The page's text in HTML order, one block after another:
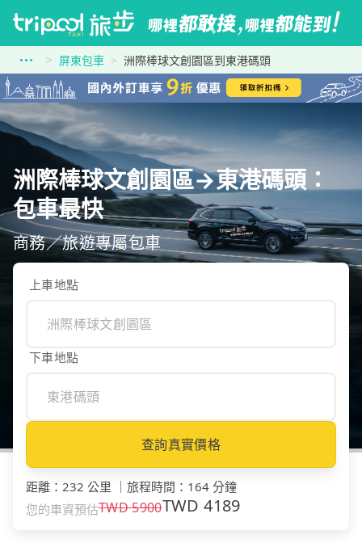
屏東包車 洲際棒球文創園區到東港碼頭
洲際棒球文創園區→東港碼頭：
包車最快
商務／旅遊專屬包車
上車地點
下車地點
查詢真實價格
距離 ： 232 公里 旅程時間 ： 164 分鐘
您的車資預估TWD5900TWD4189